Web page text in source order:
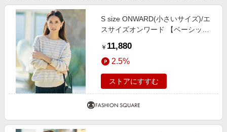
スポーツ・アウトドア・ゴルフ
インテリア・寝具
ペット・花・DIY・車
旅行・レジャー・ホテル予約
金融・マネー・保険
楽天ペイ導入ストア
楽天サービス特集
旅行特集
わくわく夏特集
とことん買い物チャレンジ
Apple公式サイト×楽天カード分割払い
Samsung ボーナスキャンペーン
S size ONWARD(小さいサイズ)/エ
スサイズオンワード 【ベーシッ
ルゲージボーダー ニット ベージュ
×オフ 32
￥ 11,880
2.5%
ストアにすすむ